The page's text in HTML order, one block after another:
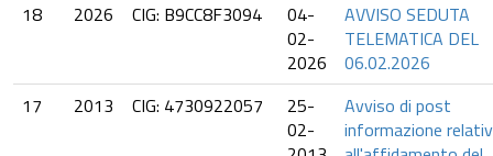
18
2026 CIG: B9CC8F3094
04-
02-
2026
AVVISO SEDUTA
TELEMATICA DEL
06.02.2026
17
2013 CIG: 4730922057
25-
02-
Avviso di post
informazione